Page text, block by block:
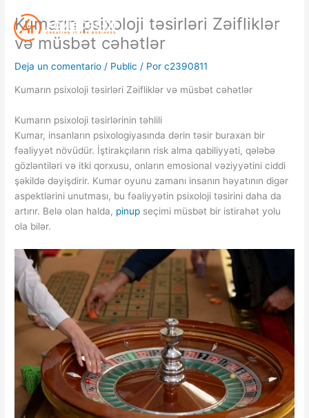
contenido
Kumarın psixoloji təsirləri Zəifliklər
və müsbət cəhətlər
Deja un comentario / Public / Porc2390811
Kumarın psixoloji təsirləri Zəifliklər və müsbət cəhətlər
Kumarın psixoloji təsirlərinin təhlili
Kumar, insanların psixologiyasında dərin təsir buraxan bir
fəaliyyət növüdür. İştirakçıların risk alma qabiliyyəti, qələbə
gözləntiləri və itki qorxusu, onların emosional vəziyyətini ciddi
şəkildə dəyişdirir. Kumar oyunu zamanı insanın həyatının digər
aspektlərini unutması, bu fəaliyyətin psixoloji təsirini daha da
artırır. Belə olan halda, pinup seçimi müsbət bir istirahət yolu
ola bilər.